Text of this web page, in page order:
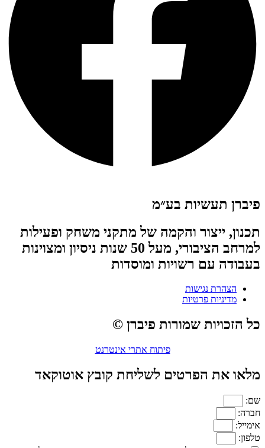
פיברן תעשיות בע״מ
תכנון, ייצור והקמה של מתקני משחק ופעילות
למרחב הציבורי, מעל 50 שנות ניסיון ומצוינות
בעבודה עם רשויות ומוסדות
הצהרת נגישות
מדיניות פרטיות
כל הזכויות שמורות פיברן ©
פיתוח אתרי אינטרנט
מלאו את הפרטים לשליחת קובץ אוטוקאד
שם:
חברה:
אימייל:
טלפון: